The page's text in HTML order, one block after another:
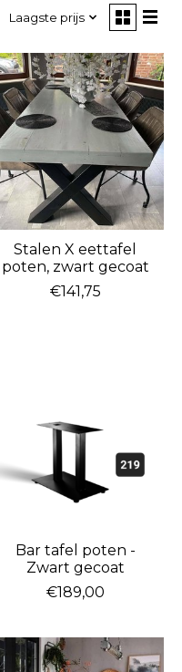
Laagste prijs
Stalen X eettafel
poten, zwart gecoat
€141,75
Bar tafel poten -
Zwart gecoat
€189,00